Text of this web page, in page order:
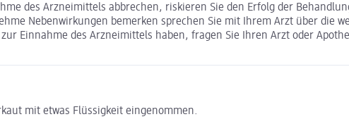
des Arzneimittels abbrechen, riskieren Sie den Erfolg der
Nebenwirkungen bemerken sprechen Sie mit Ihrem Arzt über die
Einnahme des Arzneimittels haben, fragen Sie Ihren Arzt oder
mit etwas Flüssigkeit eingenommen.